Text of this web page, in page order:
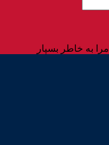
مرا به خاطر بسپار